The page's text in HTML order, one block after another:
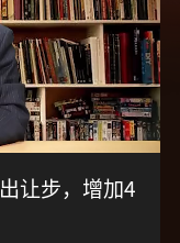
让步，增加4